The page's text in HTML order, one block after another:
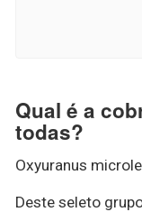
Qual é a
todas?
Oxyuranus
Deste seleto